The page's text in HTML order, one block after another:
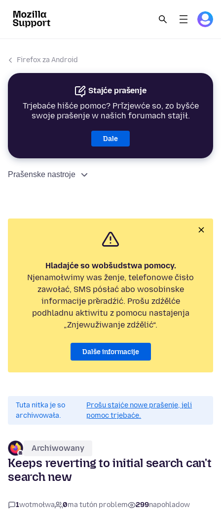
Firefox za Android
Stajće prašenje
Trjebaće hišće pomoc? Přizjewće so, zo byšće
swoje prašenje w našich forumach stajił.
Dale
Prašenske nastroje
Hladajće so wobšudstwa pomocy.
Njenamołwimy was ženje, telefonowe čisło
zawołać, SMS pósłać abo wosobinske
informacije přeradźić. Prošu zdźělće
podhladnu aktiwitu z pomocu nastajenja
„Znjewužiwanje zdźělić“.
Dalše informacije
Tuta nitka je so
archiwowała.
Prošu stajće nowe prašenje, jeli
pomoc trjebaće.
Archiwowany
Keeps reverting to initial search can't
search new
1wotmołwa 0ma tutón problem 299napohladow